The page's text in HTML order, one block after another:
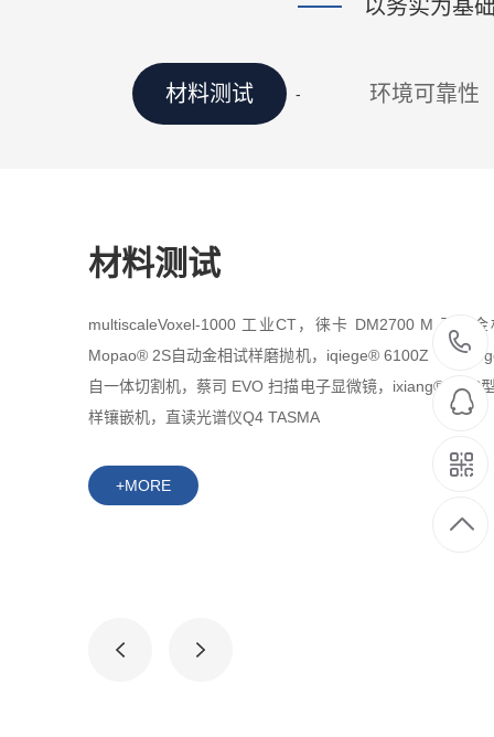
以务实为基
材料测试 环境可靠性
材料测试
multiscaleVoxel-1000 工业CT，徕卡 DM2700 M 正置
Mopao® 2S自动金相试样磨抛机，iqiege® 6100Z（原
自一体切割机，蔡司 EVO 扫描电子显微镜，ixiang® 5/5S
样镶嵌机，直读光谱仪Q4 TASMA
+MORE